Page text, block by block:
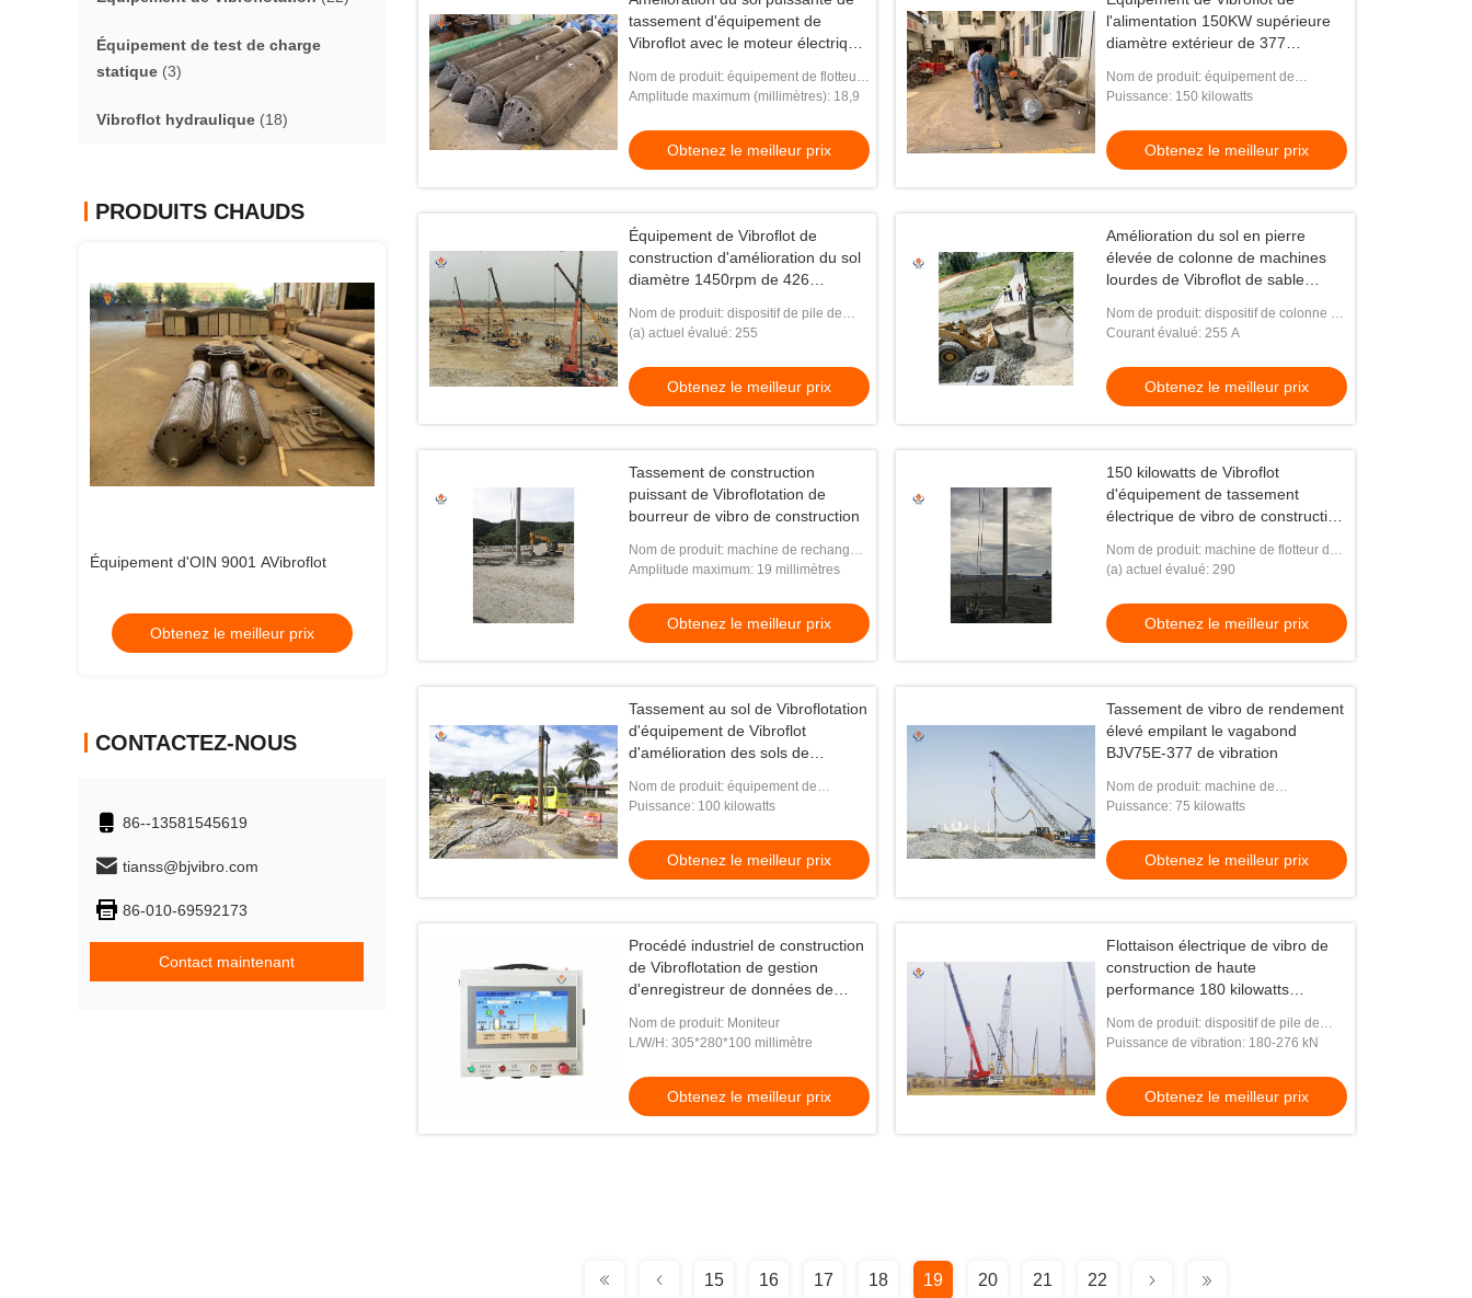
Équipement de test de charge
statique (3)
Vibroflot hydraulique (18)
PRODUITS CHAUDS
Équipement d'OIN 9001 AVibroflot
Obtenez le meilleur prix
machine de pile d'entraînement de
vibroflot de longueur de 3100mm
Équipement de Vibroflot de colonne de
Obtenez le meilleur prix
CONTACTEZ-NOUS
86--13581545619
tianss@bjvibro.com
86-010-69592173
Contact maintenant
tassement d'équipement de
Vibroflot avec le moteur électrique
Nom de produit: équipement de flotteur
de vibro
Amplitude maximum (millimètres): 18,9
Obtenez le meilleur prix
l'alimentation 150KW supérieure
diamètre extérieur de 377
de construction
Nom de produit: équipement de
vibrateur
Puissance: 150 kilowatts
Obtenez le meilleur prix
Équipement de Vibroflot de
construction d'amélioration du sol
diamètre 1450rpm de 426
Nom de produit: dispositif de pile de
vibrateur
(a) actuel évalué: 255
Obtenez le meilleur prix
Amélioration du sol en pierre
élevée de colonne de machines
lourdes de Vibroflot de sable
Nom de produit: dispositif de colonne de
pierre de flotteur de vibro
Courant évalué: 255 A
Obtenez le meilleur prix
Tassement de construction
puissant de Vibroflotation de
bourreur de vibro de construction
Nom de produit: machine de rechange
de vibro
Amplitude maximum: 19 millimètres
Obtenez le meilleur prix
150 kilowatts de Vibroflot
d'équipement de tassement
électrique de vibro de construction
Nom de produit: machine de flotteur de
vibro
(a) actuel évalué: 290
Obtenez le meilleur prix
Tassement au sol de Vibroflotation
d'équipement de Vibroflot
d'amélioration des sols de
Nom de produit: équipement de
tassement de vibro
Puissance: 100 kilowatts
Obtenez le meilleur prix
Tassement de vibro de rendement
élevé empilant le vagabond
BJV75E-377 de vibration
Nom de produit: machine de
vibroflotation
Puissance: 75 kilowatts
Obtenez le meilleur prix
Procédé industriel de construction
de Vibroflotation de gestion
d'enregistreur de données de
Nom de produit: Moniteur
L/W/H: 305*280*100 millimètre
Obtenez le meilleur prix
Flottaison électrique de vibro de
construction de haute
performance 180 kilowatts
millimètres
Nom de produit: dispositif de pile de
vibro
Puissance de vibration: 180-276 kN
Obtenez le meilleur prix
15 16 17 18 19 20 21 22